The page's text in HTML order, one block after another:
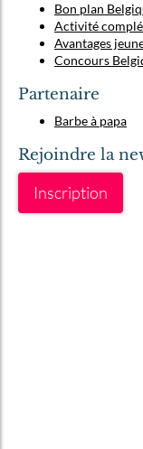
Bon plan
Activité
Avantages
Concours
Partenaire
Barbe à papa
Rejoindre la
Inscription